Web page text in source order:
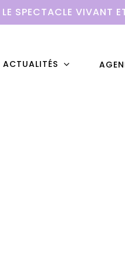
SPECTACLE VIVANT
ACTUALITÉS